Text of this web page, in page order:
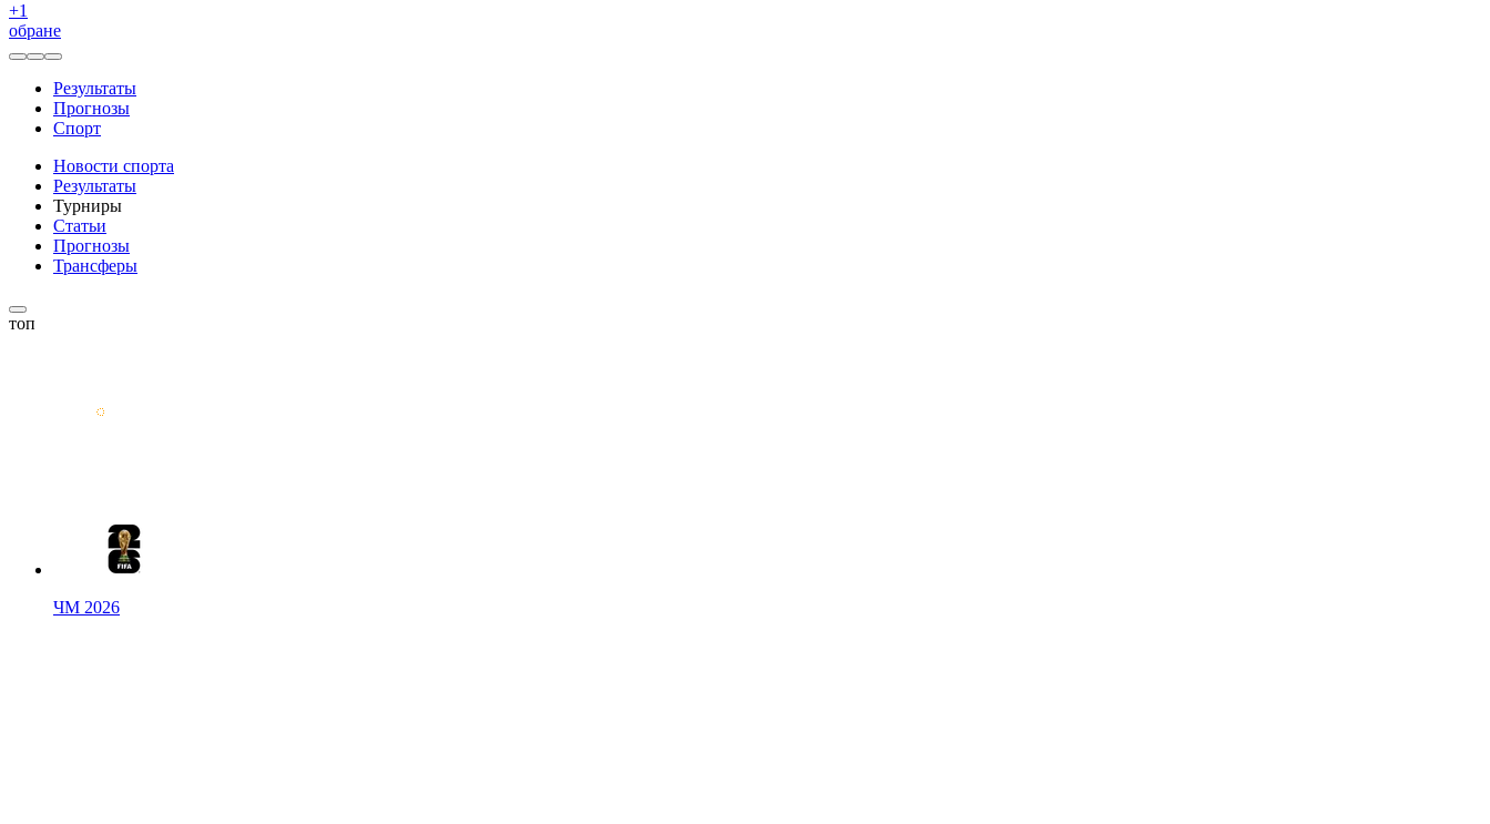
+1
обране
Результаты
Прогнозы
Спорт
Новости спорта
Результаты
Турниры
Статьи
Прогнозы
Трансферы
топ
ЧМ 2026